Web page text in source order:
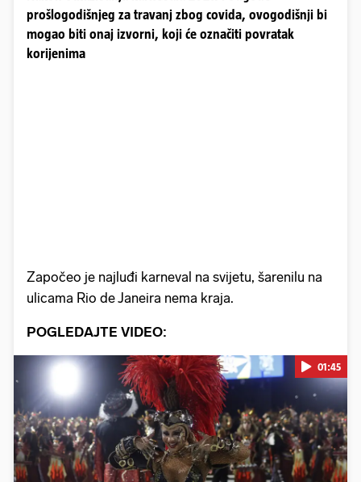
prošlogodišnjeg za travanj zbog covida, ovogodišnji bi
mogao biti onaj izvorni, koji će označiti povratak
korijenima
Započeo je najluđi karneval na svijetu, šarenilu na
ulicama Rio de Janeira nema kraja.
POGLEDAJTE VIDEO:
Pokretanje videa...
01:45